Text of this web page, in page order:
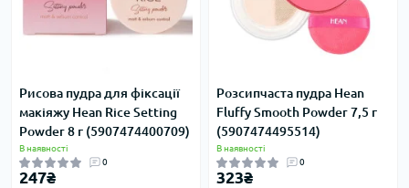
Рисова пудра для фіксації
макіяжу Hean Rice Setting
Powder 8 г (5907474400709)
В наявності
0
247₴
Розсипчаста пудра Hean
Fluffy Smooth Powder 7,5 г
(5907474495514)
В наявності
0
323₴